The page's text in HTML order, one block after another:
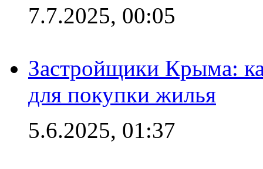
7.7.2025, 00:05
Застройщики Крыма:
для покупки жилья
5.6.2025, 01:37